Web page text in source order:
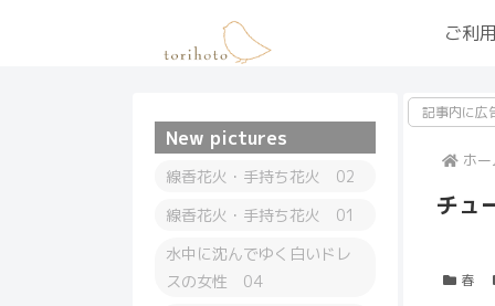
ご利
記事内に広
ホ
チュ
春
New pictures
線香花火・手持ち花火 02
線香花火・手持ち花火 01
水中に沈んでゆく白いドレ
スの女性 04